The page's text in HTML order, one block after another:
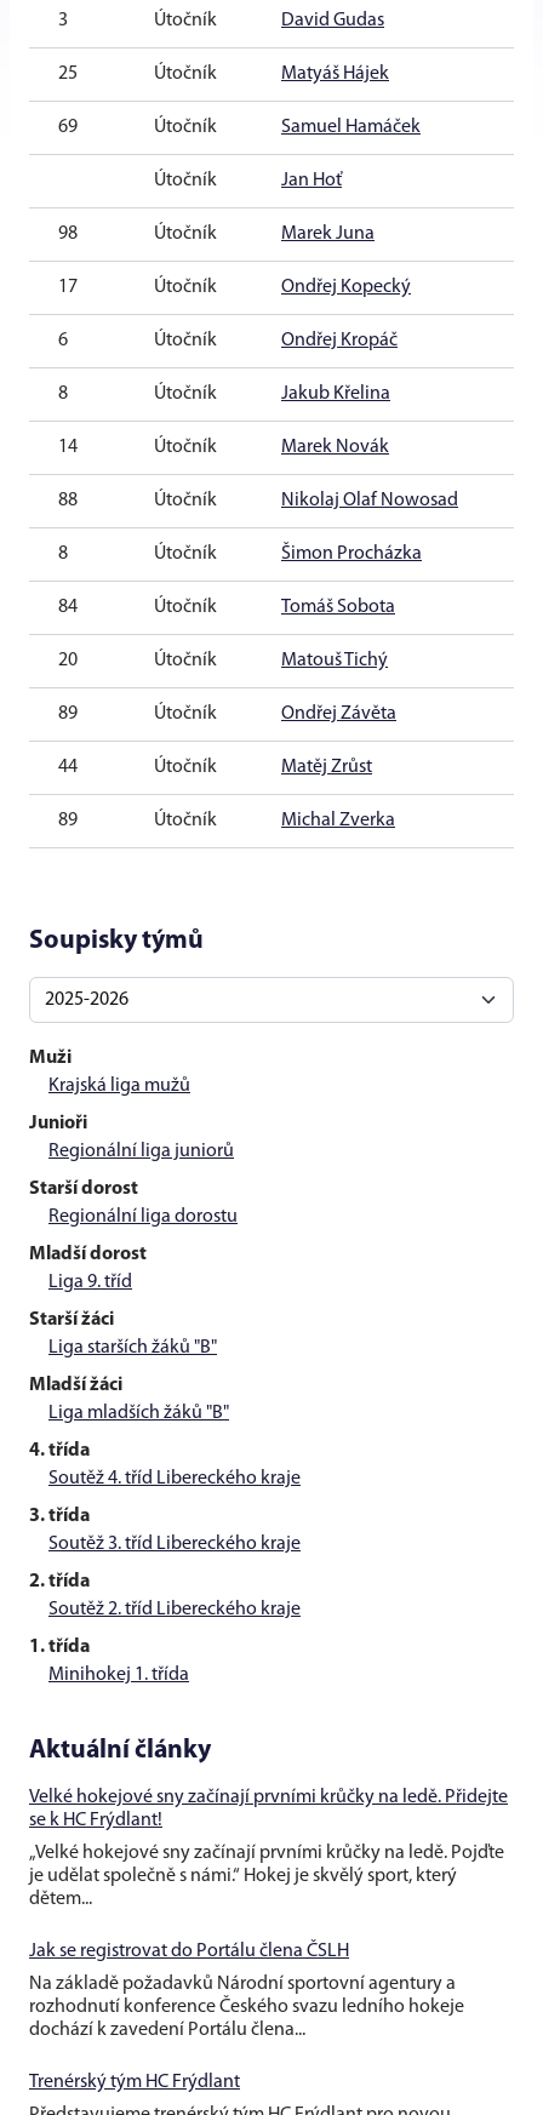
3 Útočník David Gudas
25 Útočník Matyáš Hájek
69 Útočník Samuel Hamáček
Útočník Jan Hoť
98 Útočník Marek Juna
17 Útočník Ondřej Kopecký
6 Útočník Ondřej Kropáč
8 Útočník Jakub Křelina
14 Útočník Marek Novák
88 Útočník Nikolaj Olaf Nowosad
8 Útočník Šimon Procházka
84 Útočník Tomáš Sobota
20 Útočník Matouš Tichý
89 Útočník Ondřej Závěta
44 Útočník Matěj Zrůst
89 Útočník Michal Zverka
Soupisky týmů
Muži
Krajská liga mužů
Junioři
Regionální liga juniorů
Starší dorost
Regionální liga dorostu
Mladší dorost
Liga 9. tříd
Starší žáci
Liga starších žáků "B"
Mladší žáci
Liga mladších žáků "B"
4. třída
Soutěž 4. tříd Libereckého kraje
3. třída
Soutěž 3. tříd Libereckého kraje
2. třída
Soutěž 2. tříd Libereckého kraje
1. třída
Minihokej 1. třída
Aktuální články
Velké hokejové sny začínají prvními krůčky na ledě. Přidejte
se k HC Frýdlant!
„Velké hokejové sny začínají prvními krůčky na ledě. Pojďte
je udělat společně s námi.“ Hokej je skvělý sport, který
dětem...
Jak se registrovat do Portálu člena ČSLH
Na základě požadavků Národní sportovní agentury a
rozhodnutí konference Českého svazu ledního hokeje
dochází k zavedení Portálu člena...
Trenérský tým HC Frýdlant